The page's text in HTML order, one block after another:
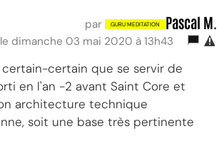
par Pascal M.
le dimanche 03 mai 2020 à 13h43
certain-certain que se servir de
en l'an -2 avant Saint Core et
architecture technique
soit une base très pertinente